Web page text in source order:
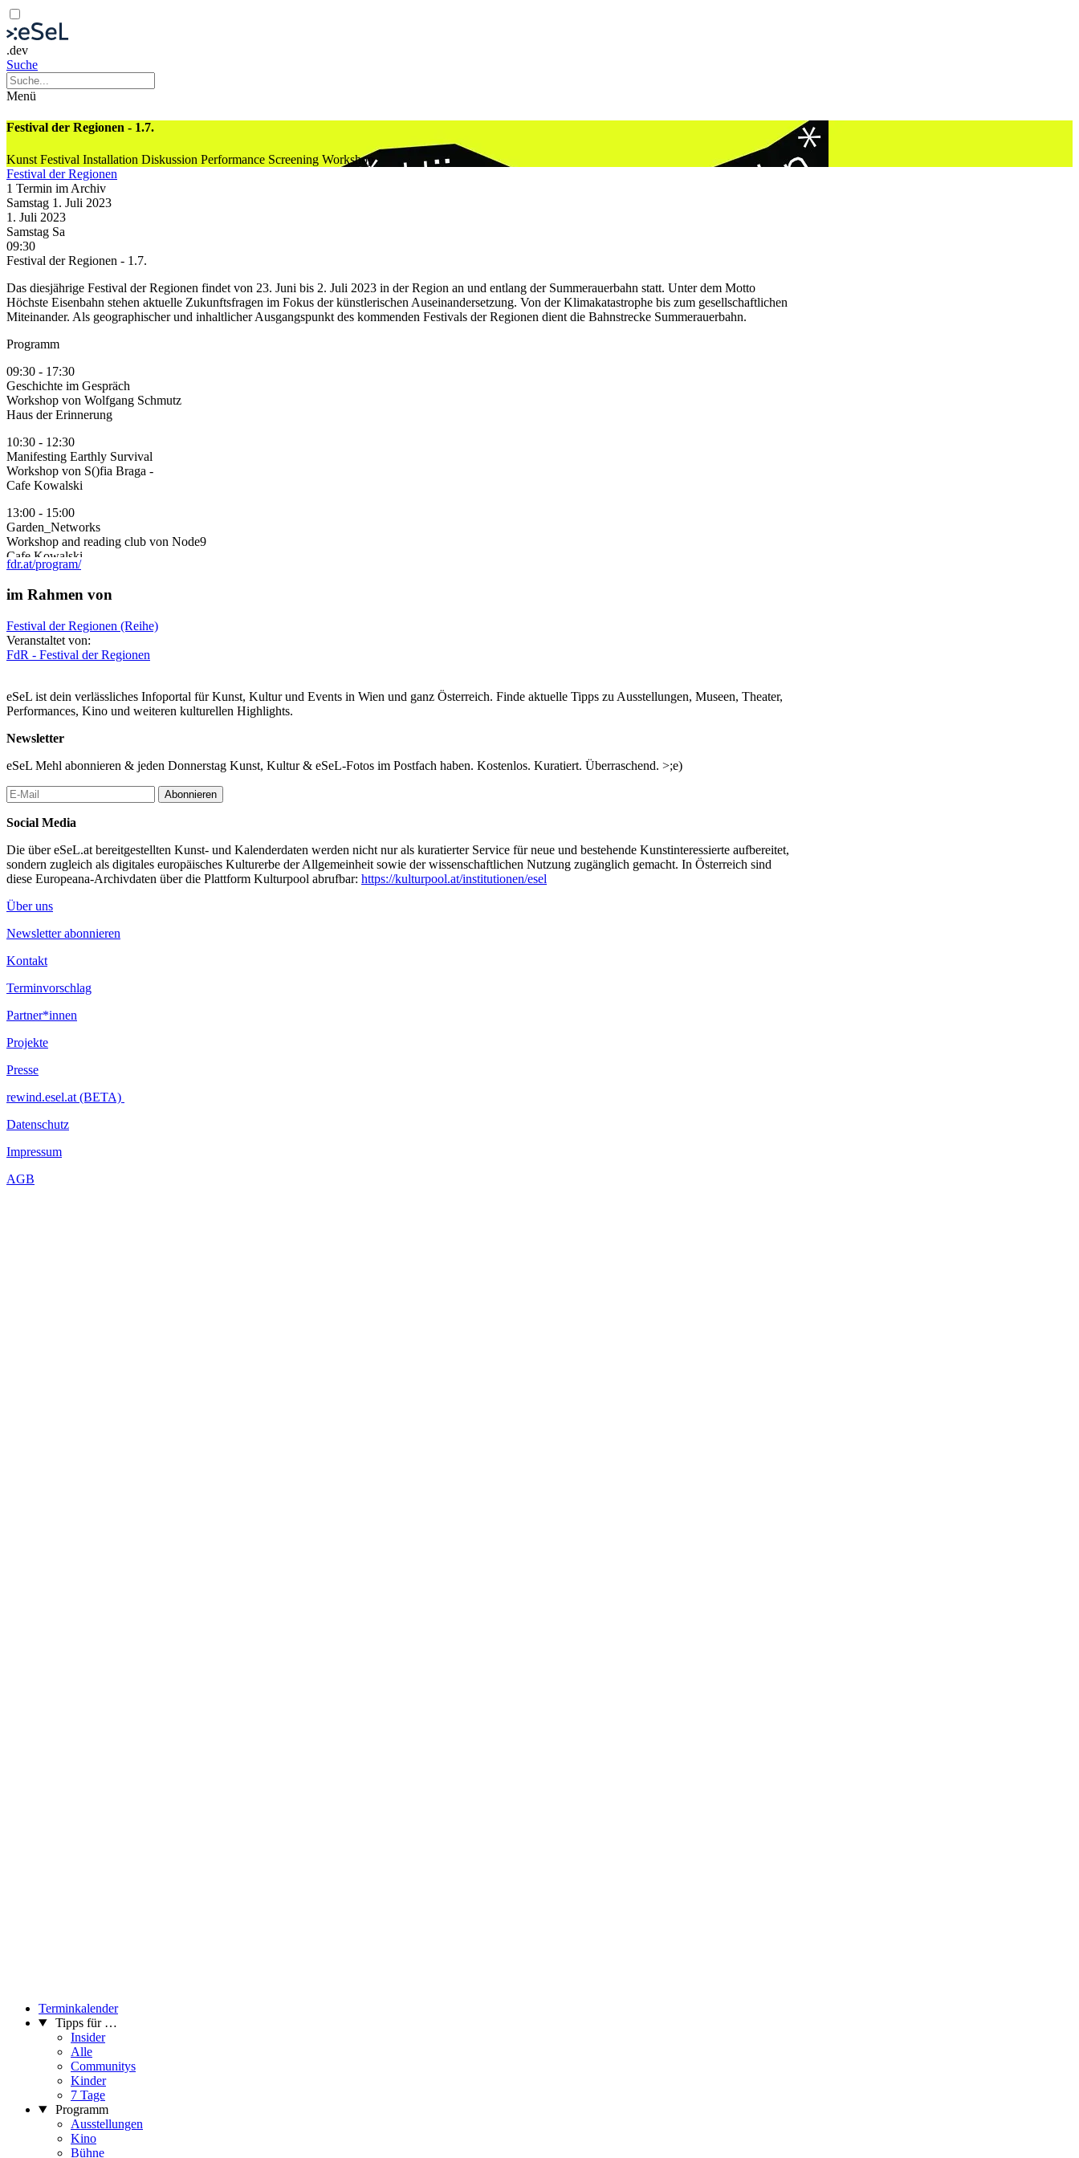
.dev
Suche
Menü
Festival der Regionen - 1.7.
Kunst Festival Installation Diskussion Performance Screening Workshop
Festival der Regionen
1 Termin im Archiv
Samstag 1. Juli 2023
1. Juli 2023
Samstag Sa
09:30
Festival der Regionen - 1.7.
Das diesjährige Festival der Regionen findet von 23. Juni bis 2. Juli 2023 in der Region an und entlang der Summerauerbahn statt. Unter dem Motto
Höchste Eisenbahn stehen aktuelle Zukunftsfragen im Fokus der künstlerischen Auseinandersetzung. Von der Klimakatastrophe bis zum gesellschaftlichen
Miteinander. Als geographischer und inhaltlicher Ausgangspunkt des kommenden Festivals der Regionen dient die Bahnstrecke Summerauerbahn.
Programm
09:30 - 17:30
Geschichte im Gespräch
Workshop von Wolfgang Schmutz
Haus der Erinnerung
10:30 - 12:30
Manifesting Earthly Survival
Workshop von S()fia Braga -
Cafe Kowalski
13:00 - 15:00
Garden_Networks
Workshop and reading club von Node9
Cafe Kowalski
Gallneukirchen und die Eisenbahn oder Die Kunst der Verhinderung
Mahnmal für den Frieden Gallneukirchen
16:00 - 03:00
Altes Hallenbad
An meinen Haaren möcht‘ ich sterben
Altes Hallenbad
16:00 - 03:00
Musik, Event, Festival von KV Klangfolger
18:00 - 20:00
Eine Bahnreise durch die Filmgeschichte
Kino Katsdorf
18:30 - 19:15
Installation, Performance von Isa Schieche u.A.
Eine Bahnreise durch die Filmgeschichte
Wallers letzter Gang
Kino Katsdorf
...Mehr lesen
fdr.at/program/
im Rahmen von
Festival der Regionen (Reihe)
Veranstaltet von:
FdR - Festival der Regionen
eSeL ist dein verlässliches Infoportal für Kunst, Kultur und Events in Wien und ganz Österreich. Finde aktuelle Tipps zu Ausstellungen, Museen, Theater,
Performances, Kino und weiteren kulturellen Highlights.
Newsletter
eSeL Mehl abonnieren & jeden Donnerstag Kunst, Kultur & eSeL-Fotos im Postfach haben. Kostenlos. Kuratiert. Überraschend. >;e)
Abonnieren
Social Media
Die über eSeL.at bereitgestellten Kunst- und Kalenderdaten werden nicht nur als kuratierter Service für neue und bestehende Kunstinteressierte aufbereitet,
sondern zugleich als digitales europäisches Kulturerbe der Allgemeinheit sowie der wissenschaftlichen Nutzung zugänglich gemacht. In Österreich sind
diese Europeana-Archivdaten über die Plattform Kulturpool abrufbar: https://kulturpool.at/institutionen/esel
Über uns
Newsletter abonnieren
Kontakt
Terminvorschlag
Partner*innen
Projekte
Presse
rewind.esel.at (BETA)
Datenschutz
Impressum
AGB
Terminkalender
Tipps für …
Insider
Alle
Communitys
Kinder
7 Tage
Programm
Ausstellungen
Kino
Bühne